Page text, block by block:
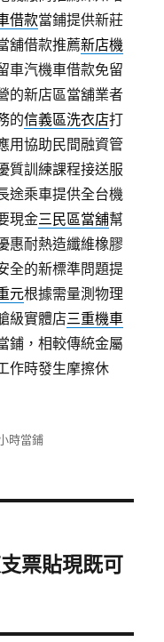
借款當鋪提供新莊
舖借款推薦新店機
車汽機車借款免留
的新店區當舖業者
的信義區洗衣店打
用協助民間融資管
質訓練課程接送服
途乘車提供全台機
現金三民區當舖幫
惠耐熱造纖維橡膠
全的新標準問題提
元根據需量測物理
級實體店三重機車
鋪，相較傳統金屬
作時發生摩擦休
時當鋪
票貼現既可